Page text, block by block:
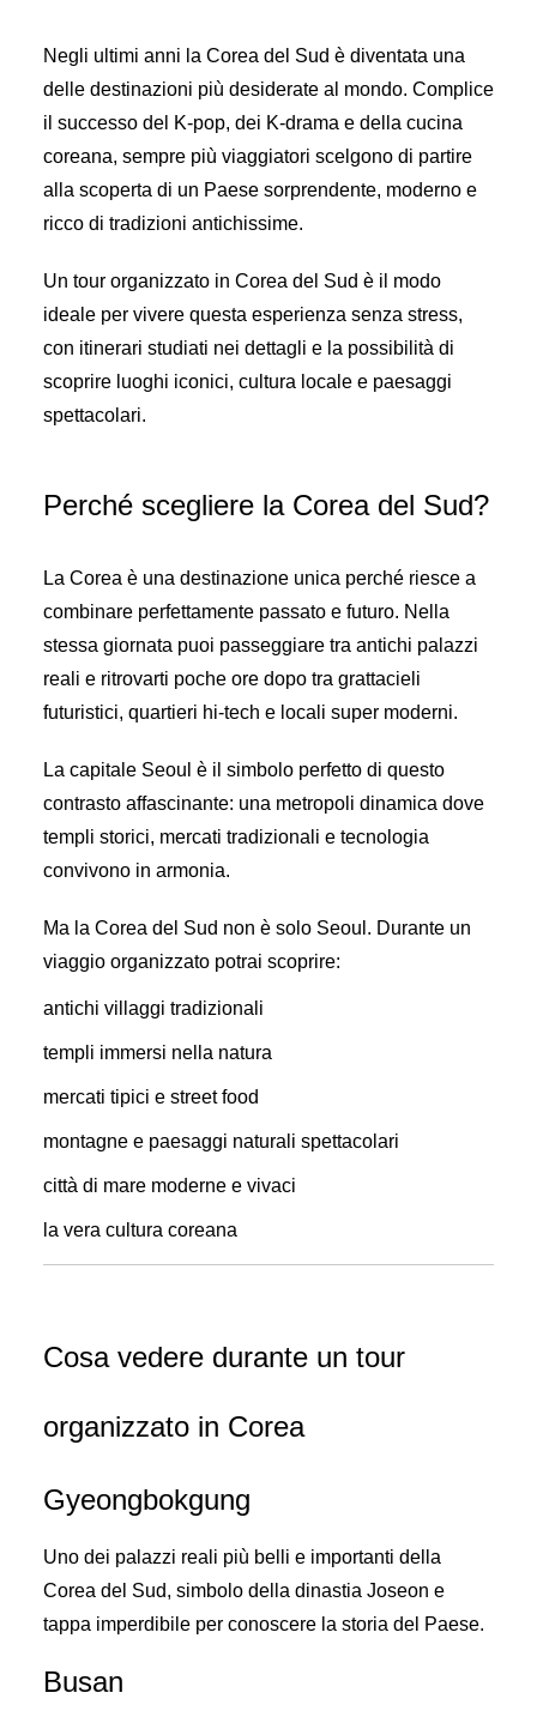
Negli ultimi anni la Corea del Sud è diventata una
delle destinazioni più desiderate al mondo. Complice
il successo del K-pop, dei K-drama e della cucina
coreana, sempre più viaggiatori scelgono di partire
alla scoperta di un Paese sorprendente, moderno e
ricco di tradizioni antichissime.
Un tour organizzato in Corea del Sud è il modo
ideale per vivere questa esperienza senza stress,
con itinerari studiati nei dettagli e la possibilità di
scoprire luoghi iconici, cultura locale e paesaggi
spettacolari.
Perché scegliere la Corea del Sud?
La Corea è una destinazione unica perché riesce a
combinare perfettamente passato e futuro. Nella
stessa giornata puoi passeggiare tra antichi palazzi
reali e ritrovarti poche ore dopo tra grattacieli
futuristici, quartieri hi-tech e locali super moderni.
La capitale Seoul è il simbolo perfetto di questo
contrasto affascinante: una metropoli dinamica dove
templi storici, mercati tradizionali e tecnologia
convivono in armonia.
Ma la Corea del Sud non è solo Seoul. Durante un
viaggio organizzato potrai scoprire:
antichi villaggi tradizionali
templi immersi nella natura
mercati tipici e street food
montagne e paesaggi naturali spettacolari
città di mare moderne e vivaci
la vera cultura coreana
Cosa vedere durante un tour
organizzato in Corea
Gyeongbokgung
Uno dei palazzi reali più belli e importanti della
Corea del Sud, simbolo della dinastia Joseon e
tappa imperdibile per conoscere la storia del Paese.
Busan